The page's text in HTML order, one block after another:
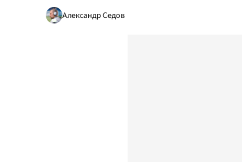
Александр Седов